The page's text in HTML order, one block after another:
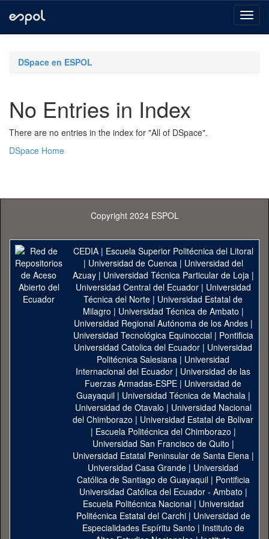
navigationDSpace en ESPOL
No Entries in Index
There are no entries in the index for "All of DSpace".
DSpace Home
Copyright 2024 ESPOL
CEDIA| Escuela Superior Politécnica del Litoral
| Universidad de Cuenca| Universidad del
Azuay| Universidad Técnica Particular de Loja|
Universidad Central del Ecuador| Universidad
Técnica del Norte | Universidad Estatal de
Milagro | Universidad Técnica de Ambato |
Universidad Regional Autónoma de los Andes|
Universidad Tecnológica Equinoccial| Pontificia
Universidad Catolica del Ecuador | Universidad
Politécnica Salesiana | Universidad
Internacional del Ecuador | Universidad de las
Fuerzas Armadas-ESPE | Universidad de
Guayaquil| Universidad Técnica de Machala|
Universidad de Otavalo | Universidad Nacional
del Chimborazo | Universidad Estatal de Bolivar
| Escuela Politécnica del Chimborazo |
Universidad San Francisco de Quito |
Universidad Estatal Peninsular de Santa Elena|
Universidad Casa Grande | Universidad
Católica de Santiago de Guayaquil| Pontificia
Universidad Católica del Ecuador - Ambato |
Escuela Politécnica Nacional| Universidad
Politécnica Estatal del Carchi| Universidad de
Especialidades Espíritu Santo | Instituto de